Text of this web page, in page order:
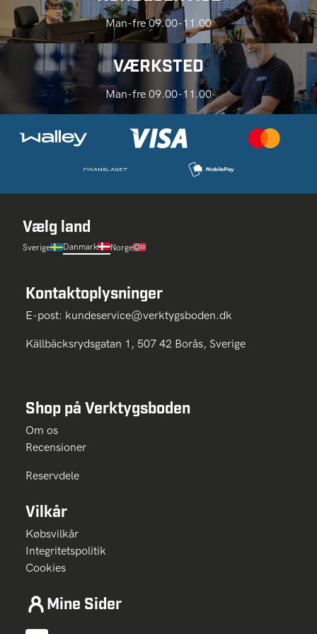
Man-fre 09.00-11.00
VÆRKSTED
Man-fre 09.00-11.00
Vælg land
Sverige Danmark Norge
Kontaktoplysninger
E-post: kundeservice@verktygsboden.dk
Källbäcksrydsgatan 1, 507 42 Borås, Sverige
Shop på Verktygsboden
Om os
Recensioner
Reservdele
Vilkår
Købsvilkår
Integritetspolitik
Cookies
Mine Sider